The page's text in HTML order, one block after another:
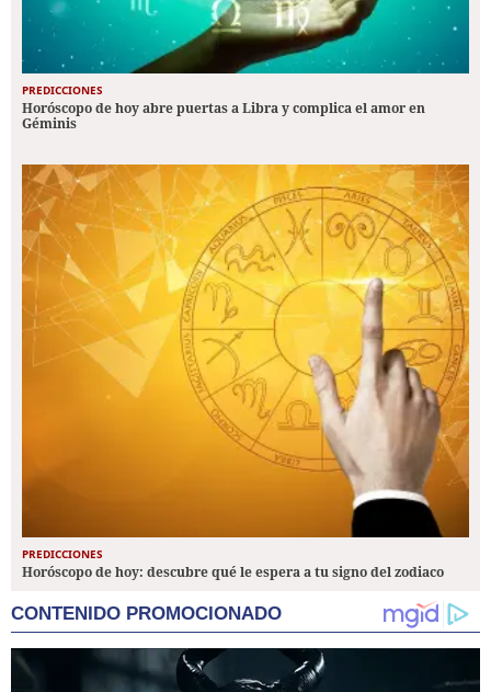
PREDICCIONES
Horóscopo de hoy abre puertas a Libra y complica el amor en
Géminis
PREDICCIONES
Horóscopo de hoy: descubre qué le espera a tu signo del zodiaco
CONTENIDO PROMOCIONADO